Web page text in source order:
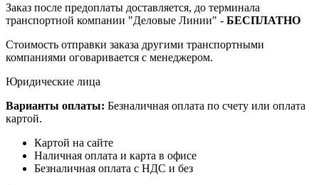
Заказ после предоплаты доставляется, до терминала
транспортной компании "Деловые Линии" - БЕСПЛАТНО
Стоимость отправки заказа другими транспортными
компаниями оговаривается с менеджером.
Юридические лица
Варианты оплаты: Безналичная оплата по счету или оплата
картой.
Картой на сайте
Наличная оплата и карта в офисе
Безналичная оплата с НДС и без